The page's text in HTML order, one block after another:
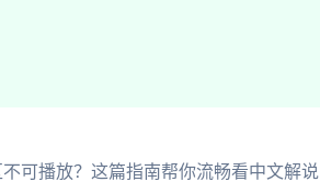
可播放？这篇指南帮你流畅看中文解说